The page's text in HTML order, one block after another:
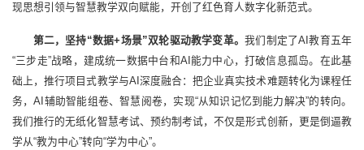
现思想引领与智慧教学双向赋能，开创了红色育人数字化新范式。
第二，坚持“数据+场景”双轮驱动教学变革。我们制定了AI教育五年
“三步走”战略，建成统一数据中台和AI能力中心，打破信息孤岛。在此基
础上，推行项目式教学与AI深度融合：把企业真实技术难题转化为课程任
务，AI辅助智能组卷、智慧阅卷，实现“从知识记忆到能力解决”的转向。
我们推行的无纸化智慧考试、预约制考试，不仅是形式创新，更是倒逼教
学从“教为中心”转向“学为中心”。